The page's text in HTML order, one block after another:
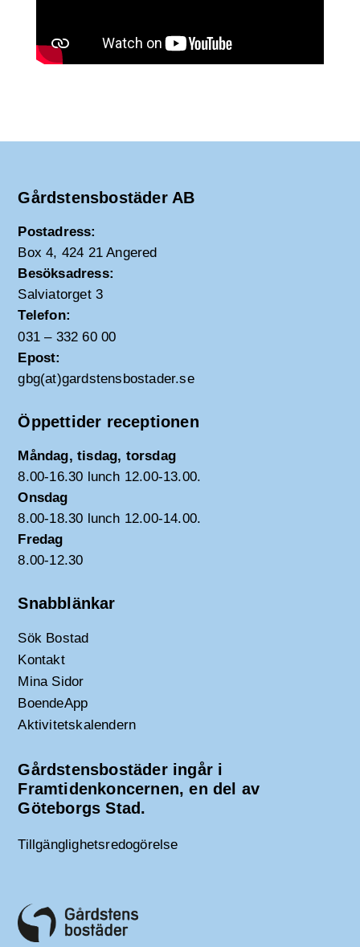
Gårdstensbostäder AB
Postadress:
Box 4, 424 21 Angered
Besöksadress:
Salviatorget 3
Telefon:
031 – 332 60 00
Epost:
gbg(at)gardstensbostader.se
Öppettider receptionen
Måndag, tisdag, torsdag
8.00-16.30 lunch 12.00-13.00.
Onsdag
8.00-18.30 lunch 12.00-14.00.
Fredag
8.00-12.30
Snabblänkar
Sök Bostad
Kontakt
Mina Sidor
BoendeApp
Aktivitetskalendern
Gårdstensbostäder ingår i
Framtidenkoncernen, en del av
Göteborgs Stad.
Tillgänglighetsredogörelse